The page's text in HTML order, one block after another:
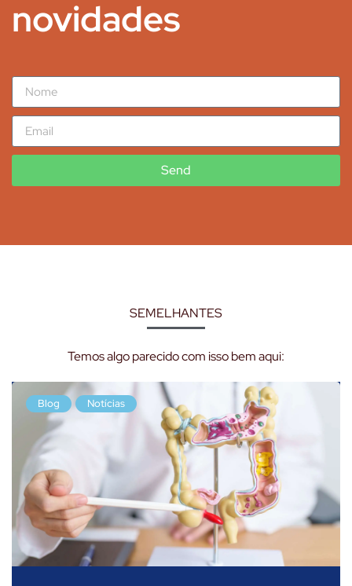
novidades
Send
SEMELHANTES
Temos algo parecido com isso bem aqui:
Blog Notícias